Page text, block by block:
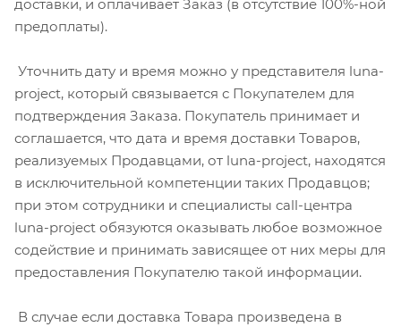
доставки, и оплачивает Заказ (в отсутствие 100%-ной
предоплаты).
Уточнить дату и время можно у представителя luna-
project, который связывается с Покупателем для
подтверждения Заказа. Покупатель принимает и
соглашается, что дата и время доставки Товаров,
реализуемых Продавцами, от luna-project, находятся
в исключительной компетенции таких Продавцов;
при этом сотрудники и специалисты call-центра
luna-project обязуются оказывать любое возможное
содействие и принимать зависящее от них меры для
предоставления Покупателю такой информации.
В случае если доставка Товара произведена в